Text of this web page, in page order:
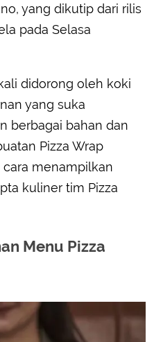
yang dikutip dari rilis
pada Selasa
didorong oleh koki
yang suka
berbagai bahan dan
Pizza Wrap
menampilkan
kuliner tim Pizza
Menu Pizza